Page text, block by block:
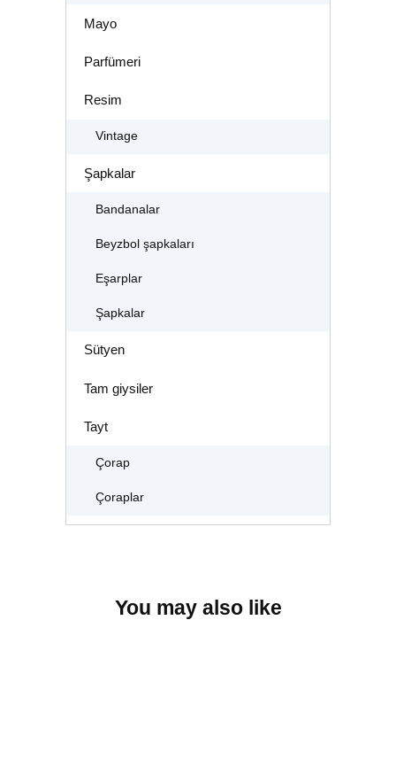
Mayo
Parfümeri
Resim
Vintage
Şapkalar
Bandanalar
Beyzbol şapkaları
Eşarplar
Şapkalar
Sütyen
Tam giysiler
Tayt
Çorap
Çoraplar
You may also like